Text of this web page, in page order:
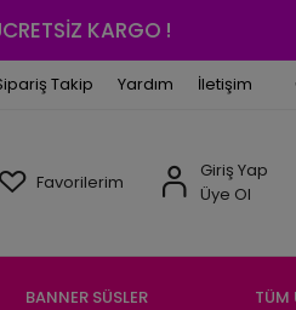
KARGO !
Takip Yardım İletişim
Favorilerim
Giriş Yap
Üye Ol
BANNER SÜSLER TÜM